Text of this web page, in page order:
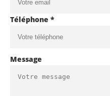
Téléphone *
Message